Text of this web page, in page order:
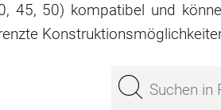
45, 50) kompatibel und